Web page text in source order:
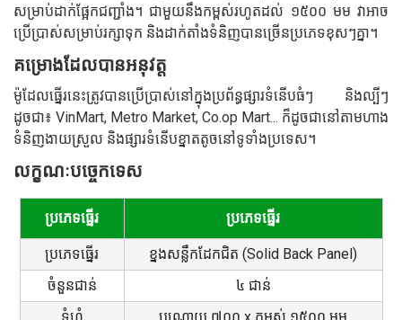
សម្រាប់ដាក់ផ្អែកជញ្ជាំង។ ជាមួយនឹងកម្ពស់រហូតដល់ ១៥០០ មម វាអាច
ប្រើប្រាស់សម្រាប់រក្សាទុក និងដាក់តាំងទំនិញបានច្រើនប្រភេទខុសៗគ្នា។
គម្រោងដែលបានអនុវត្ត
ម៉ូដែលធ្នើរនេះត្រូវបានប្រើប្រាស់នៅក្នុងប្រព័ន្ធផ្សារទំនើបធំៗ និងល្បីៗ
ដូចជា៖ VinMart, Metro Market, Co.op Mart... ក៏ដូចជានៅតាមហាង
ទំនិញងាយស្រួល និងផ្សារទំនើបខ្នាតតូចនៅទូទាំងប្រទេស។
លក្ខណៈបច្ចេកទេស
ប្រភេទធ្នើរ ប្រភេទធ្នើរ
ប្រភេទធ្នើរ
ខ្នងសន្លឹកដែកជិត (Solid Back Panel)
ចំនួនជាន់
៤ ជាន់